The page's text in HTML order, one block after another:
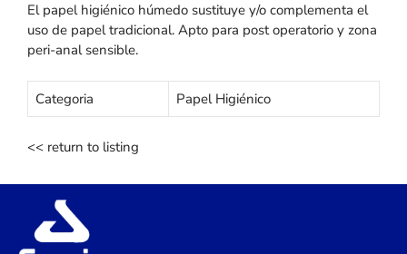
El papel higiénico húmedo sustituye y/o complementa el
uso de papel tradicional. Apto para post operatorio y zona
peri-anal sensible.
Categoria Papel Higiénico
<< return to listing